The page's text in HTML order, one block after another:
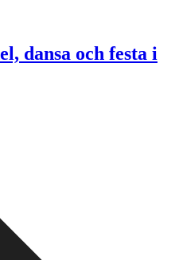
dansa och festa i